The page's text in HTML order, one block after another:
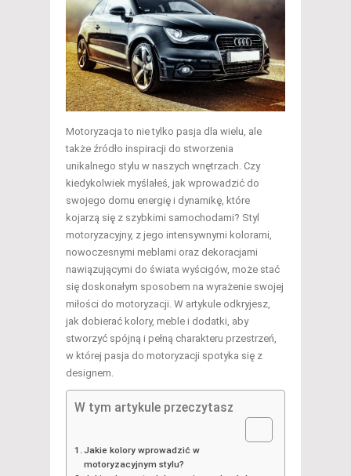
Motoryzacja to nie tylko pasja dla wielu, ale
także źródło inspiracji do stworzenia
unikalnego stylu w naszych wnętrzach. Czy
kiedykolwiek myślałeś, jak wprowadzić do
swojego domu energię i dynamikę, które
kojarzą się z szybkimi samochodami? Styl
motoryzacyjny, z jego intensywnymi kolorami,
nowoczesnymi meblami oraz dekoracjami
nawiązującymi do świata wyścigów, może stać
się doskonałym sposobem na wyrażenie swojej
miłości do motoryzacji. W artykule odkryjesz,
jak dobierać kolory, meble i dodatki, aby
stworzyć spójną i pełną charakteru przestrzeń,
w której pasja do motoryzacji spotyka się z
designem.
W tym artykule przeczytasz
Jakie kolory wprowadzić w
motoryzacyjnym stylu?